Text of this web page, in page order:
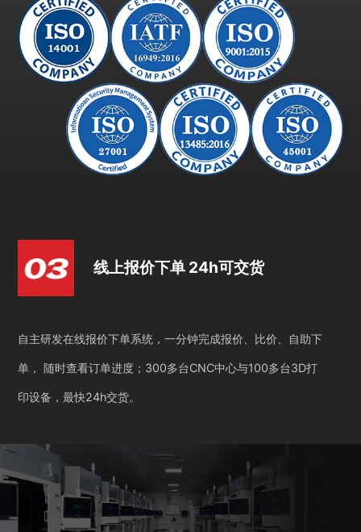
线上报价下单 24h可交货
自主研发在线报价下单系统，一分钟完成报价、比价、自助下
单， 随时查看订单进度；300多台CNC中心与100多台3D打
印设备，最快24h交货。